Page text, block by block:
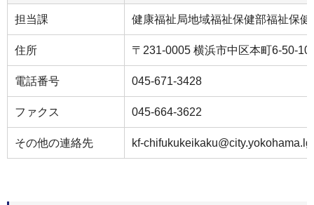
担当課 健康福祉局地域福祉保健部福祉保健
住所 〒231-0005 横浜市中区本町6-50-
電話番号 045-671-3428
ファクス 045-664-3622
その他の連絡先 kf-